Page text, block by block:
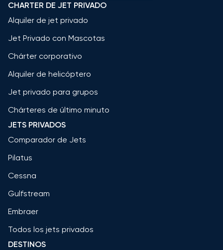
CHARTER DE JET PRIVADO
Alquiler de jet privado
Jet Privado con Mascotas
Chárter corporativo
Alquiler de helicóptero
Jet privado para grupos
Chárteres de último minuto
JETS PRIVADOS
Comparador de Jets
Pilatus
Cessna
Gulfstream
Embraer
Todos los jets privados
DESTINOS